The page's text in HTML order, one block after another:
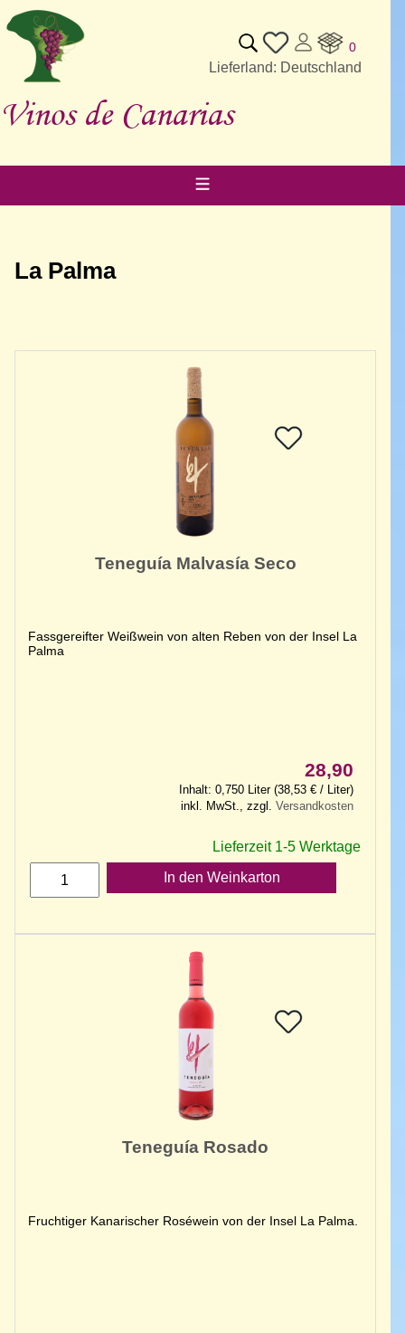
Vinos de Canarias
0
Lieferland: Deutschland
La Palma
Teneguía Malvasía Seco
Fassgereifter Weißwein von alten Reben von der Insel La
Palma
28,90
Inhalt: 0,750 Liter (38,53 € / Liter)
inkl. MwSt., zzgl.Versandkosten
Lieferzeit 1-5 Werktage
In den Weinkarton
Teneguía Rosado
Fruchtiger Kanarischer Roséwein von der Insel La Palma.